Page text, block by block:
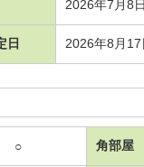
2026年7月8日
日 2026年8月17
○ 角部屋